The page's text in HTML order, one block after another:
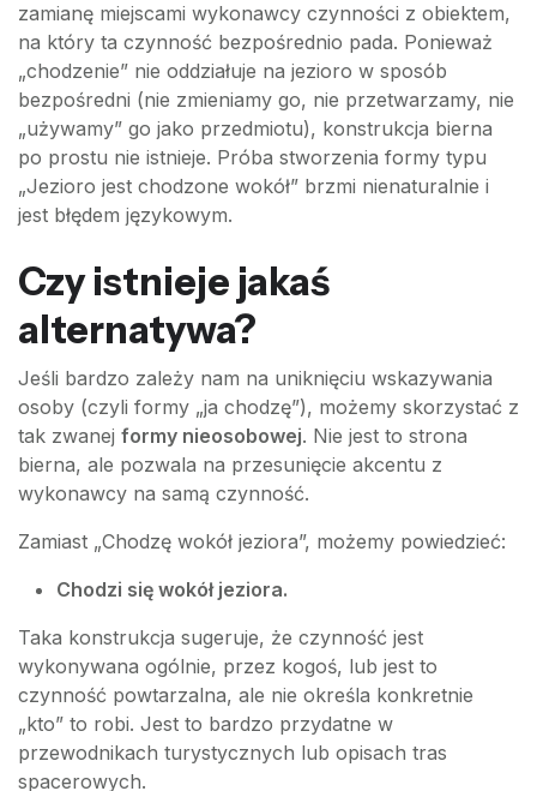
zamianę miejscami wykonawcy czynności z obiektem,
na który ta czynność bezpośrednio pada. Ponieważ
„chodzenie” nie oddziałuje na jezioro w sposób
bezpośredni (nie zmieniamy go, nie przetwarzamy, nie
„używamy” go jako przedmiotu), konstrukcja bierna
po prostu nie istnieje. Próba stworzenia formy typu
„Jezioro jest chodzone wokół” brzmi nienaturalnie i
jest błędem językowym.
Czy istnieje jakaś
alternatywa?
Jeśli bardzo zależy nam na uniknięciu wskazywania
osoby (czyli formy „ja chodzę”), możemy skorzystać z
tak zwanej formy nieosobowej. Nie jest to strona
bierna, ale pozwala na przesunięcie akcentu z
wykonawcy na samą czynność.
Zamiast „Chodzę wokół jeziora”, możemy powiedzieć:
Chodzi się wokół jeziora.
Taka konstrukcja sugeruje, że czynność jest
wykonywana ogólnie, przez kogoś, lub jest to
czynność powtarzalna, ale nie określa konkretnie
„kto” to robi. Jest to bardzo przydatne w
przewodnikach turystycznych lub opisach tras
spacerowych.